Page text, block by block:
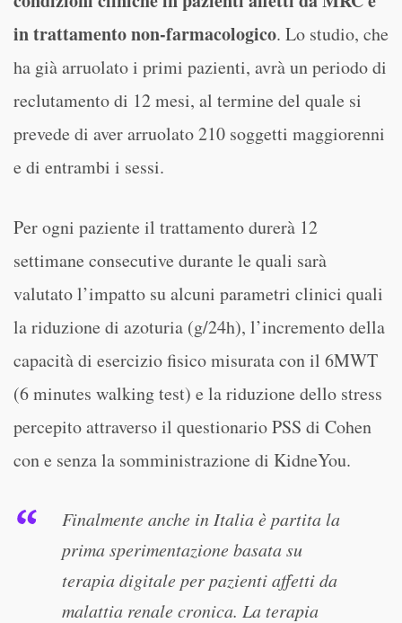
in trattamento non-farmacologico. Lo studio, che
ha già arruolato i primi pazienti, avrà un periodo di
reclutamento di 12 mesi, al termine del quale si
prevede di aver arruolato 210 soggetti maggiorenni
e di entrambi i sessi.
Per ogni paziente il trattamento durerà 12
settimane consecutive durante le quali sarà
valutato l’impatto su alcuni parametri clinici quali
la riduzione di azoturia (g/24h), l’incremento della
capacità di esercizio fisico misurata con il 6MWT
(6 minutes walking test) e la riduzione dello stress
percepito attraverso il questionario PSS di Cohen
con e senza la somministrazione di KidneYou.
Finalmente anche in Italia è partita la
prima sperimentazione basata su
terapia digitale per pazienti affetti da
malattia renale cronica. La terapia